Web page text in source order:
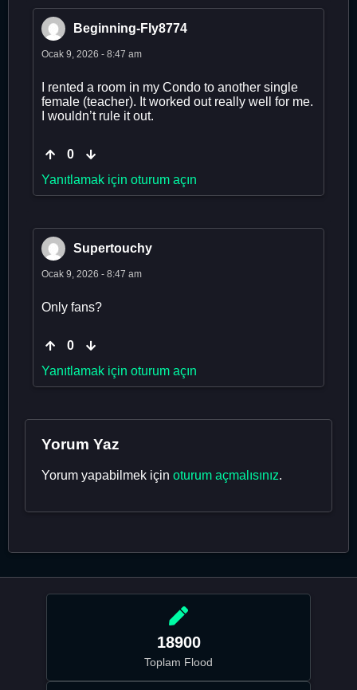
Beginning-Fly8774
Ocak 9, 2026 - 8:47 am
I rented a room in my Condo to another single
female (teacher). It worked out really well for me.
I wouldn’t rule it out.
0
Yanıtlamak için oturum açın
Supertouchy
Ocak 9, 2026 - 8:47 am
Only fans?
0
Yanıtlamak için oturum açın
Yorum Yaz
Yorum yapabilmek için oturum açmalısınız.
18900
Toplam Flood